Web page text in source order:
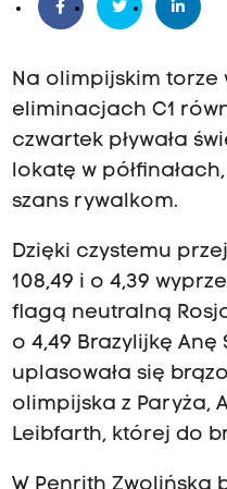
Na olimpijskim torze
eliminacjach C1
czwartek pływała
lokatę w
szans rywalkom.
Dzięki czystemu
108,49 i o 4,39
flagą neutralną
o 4,49 Brazylijkę Anę
uplasowała się
olimpijska z Paryża,
Leibfarth, której do